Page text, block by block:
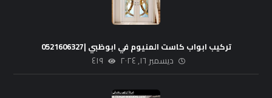
تركيب ابواب كاست المنيوم في ابوظبي |0521606327
ديسمبر ١٦, ٢٠٢٤ ٤١٩